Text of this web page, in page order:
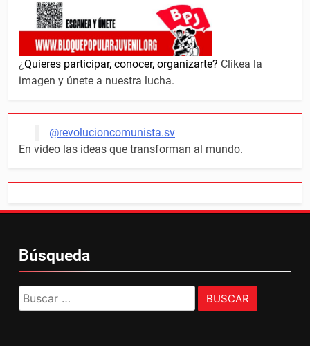
¿Quieres participar, conocer, organizarte? Clikea la
imagen y únete a nuestra lucha.
@revolucioncomunista.sv
En video las ideas que transforman al mundo.
Búsqueda
Buscar: